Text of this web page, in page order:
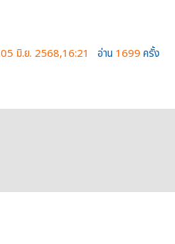
05 มิ.ย. 2568,16:21 อ่าน 1699 ครั้ง